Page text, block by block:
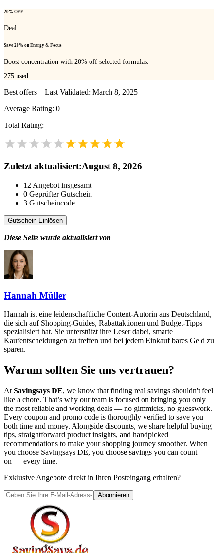
20% OFF
Deal
Save 20% on Energy & Focus
Boost concentration with 20% off selected formulas.
275 used
Best offers – Last Validated: March 8, 2025
Average Rating: 0
Total Rating:
Zuletzt aktualisiert:August 8, 2026
12 Angebot insgesamt
0 Geprüfter Gutschein
3 Gutscheincode
Gutschein Einlösen
Diese Seite wurde aktualisiert von
Hannah Müller
Hannah ist eine leidenschaftliche Content-Autorin aus Deutschland,
die sich auf Shopping-Guides, Rabattaktionen und Budget-Tipps
spezialisiert hat. Sie unterstützt ihre Leser dabei, smarte
Kaufentscheidungen zu treffen und bei jedem Einkauf bares Geld zu
sparen.
Warum sollten Sie uns vertrauen?
At Savingsays DE, we know that finding real savings shouldn't feel
like a chore. That’s why our team is focused on bringing you only
the most reliable and working deals — no gimmicks, no guesswork.
Every coupon and promo code is thoroughly verified to save you
both time and money. Alongside discounts, we share helpful buying
tips, straightforward product insights, and handpicked
recommendations to make your shopping journey smoother. When
you choose Savingsays DE, you choose savings you can count
on — every time.
Exklusive Angebote direkt in Ihren Posteingang erhalten?
Abonnieren